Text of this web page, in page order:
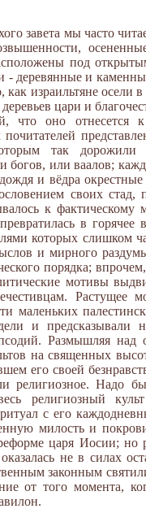
завета мы часто
под
- деревянные и
как израильтяне
цари и
что оно отнесется
так
богов, или ваалов;
и вёдра
своих
к
в
которых слишком
и мирного
порядка;
мотивы
Растущее
маленьких
и предсказывали
Размышляя над
на священных
его своей
религиозное. Надо
весь религиозный
с его
милость и
царя Иосии; но
не в силах
законным
от того момента,